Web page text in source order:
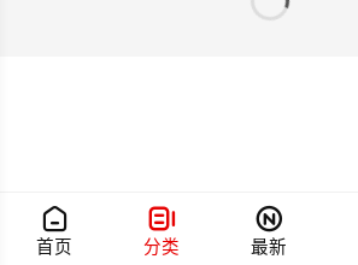

首页

分类

最新